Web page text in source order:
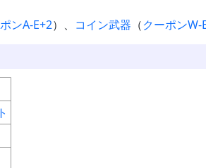
ンA-E+2）、 コイン武器 （クーポンW-